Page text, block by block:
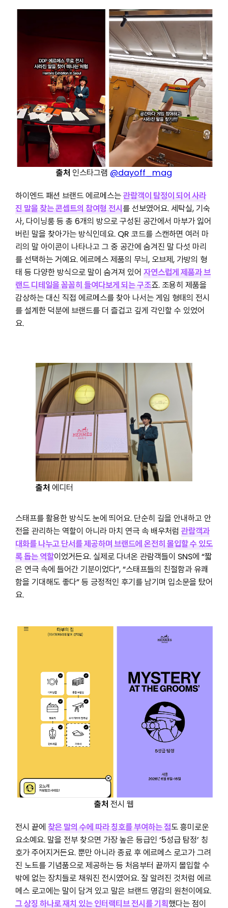
출처 인스타그램 @dayoff_mag
하이엔드 패션 브랜드 에르메스는관람객이 탐정이 되어 사라
진 말을 찾는 콘셉트의 참여형 전시를 선보였어요. 세탁실, 기숙
사, 다이닝룸 등 총 6개의 방으로 구성된 공간에서 마부가 잃어
버린 말을 찾아가는 방식인데요. QR 코드를 스캔하면 여러 마
리의 말 아이콘이 나타나고 그 중 공간에 숨겨진 말 다섯 마리
를 선택하는 거예요. 에르메스 제품의 무늬, 오브제, 가방의 형
태 등 다양한 방식으로 말이 숨겨져 있어 자연스럽게 제품과 브
랜드 디테일을 꼼꼼히 들여다보게 되는 구조죠. 조용히 제품을
감상하는 대신 직접 에르메스를 찾아 나서는 게임 형태의 전시
를 설계한 덕분에 브랜드를 더 즐겁고 깊게 각인할 수 있었어
요.
출처 에디터
스태프를 활용한 방식도 눈에 띄어요. 단순히 길을 안내하고 안
전을 관리하는 역할이 아니라 마치 연극 속 배우처럼 관람객과
대화를 나누고 단서를 제공하며 브랜드에 온전히 몰입할 수 있도
록 돕는 역할이었거든요. 실제로 다녀온 관람객들이 SNS에 “짧
은 연극 속에 들어간 기분이었다”, “스태프들의 친절함과 유쾌
함을 기대해도 좋다” 등 긍정적인 후기를 남기며 입소문을 탔어
요.
출처 전시 웹
전시 끝에 찾은 말의 수에 따라 칭호를 부여하는 점도 흥미로운
요소예요. 말을 전부 찾으면 가장 높은 등급인 ‘5성급 탐정’ 칭
호가 주어지거든요. 뿐만 아니라 종료 후 에르메스 로고가 그려
진 노트를 기념품으로 제공하는 등 처음부터 끝까지 몰입할 수
밖에 없는 장치들로 채워진 전시였어요. 잘 알려진 것처럼 에르
메스 로고에는 말이 담겨 있고 말은 브랜드 영감의 원천이에요.
그 상징 하나로 재치 있는 인터랙티브 전시를 기획했다는 점이